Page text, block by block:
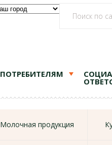
ПОТРЕБИТЕЛЯМ
Молочная продукция